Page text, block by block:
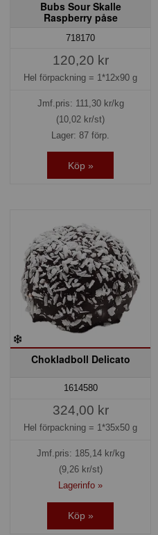
Bubs Sour Skalle
Raspberry påse
718170
120,20 kr
Hel förpackning = 1*12x90 g
Jmf.pris: 111,30kr/kg
(10,02 kr/st)
Lager: 87 förp.
Köp »
Chokladboll Delicato
1614580
324,00 kr
Hel förpackning = 1*35x50 g
Jmf.pris: 185,14kr/kg
(9,26 kr/st)
Lagerinfo »
Köp »